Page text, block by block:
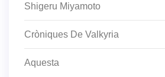
Shigeru Miyamoto
Cròniques De Valkyria
Aquesta